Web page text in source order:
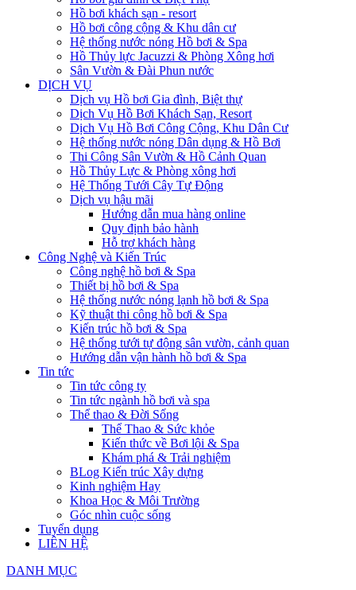
Hồ bơi khách sạn - resort
Hồ bơi công cộng & Khu dân cư
Hệ thống nước nóng Hồ bơi & Spa
Hồ Thủy lực Jacuzzi & Phòng Xông hơi
Sân Vườn & Đài Phun nước
DỊCH VỤ
Dịch vụ Hồ bơi Gia đình, Biệt thự
Dịch Vụ Hồ Bơi Khách Sạn, Resort
Dịch Vụ Hồ Bơi Công Cộng, Khu Dân Cư
Hệ thống nước nóng Dân dụng & Hồ Bơi
Thi Công Sân Vườn & Hồ Cảnh Quan
Hồ Thủy Lực & Phòng xông hơi
Hệ Thống Tưới Cây Tự Động
Dịch vụ hậu mãi
Hướng dẫn mua hàng online
Quy định bảo hành
Hỗ trợ khách hàng
Công Nghệ và Kiến Trúc
Công nghệ hồ bơi & Spa
Thiết bị hồ bơi & Spa
Hệ thống nước nóng lạnh hồ bơi & Spa
Kỹ thuật thi công hồ bơi & Spa
Kiến trúc hồ bơi & Spa
Hệ thống tưới tự động sân vườn, cảnh quan
Hướng dẫn vận hành hồ bơi & Spa
Tin tức
Tin tức công ty
Tin tức ngành hồ bơi và spa
Thể thao & Đời Sống
Thể Thao & Sức khỏe
Kiến thức về Bơi lội & Spa
Khám phá & Trải nghiệm
BLog Kiến trúc Xây dựng
Kinh nghiệm Hay
Khoa Học & Môi Trường
Góc nhìn cuộc sống
Tuyển dụng
LIÊN HỆ
DANH MỤC